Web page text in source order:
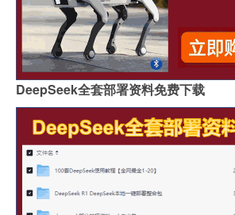
DeepSeek全套部署资料免费下载